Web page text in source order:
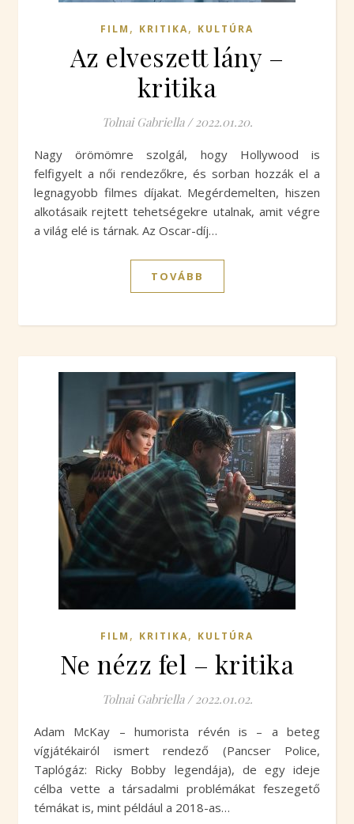
FILM , KRITIKA, KULTÚRA
Az elveszett lány –
kritika
Tolnai Gabriella / 2022.01.20.
Nagy örömömre szolgál, hogy Hollywood is
felfigyelt a női rendezőkre, és sorban hozzák el a
legnagyobb filmes díjakat. Megérdemelten, hiszen
alkotásaik rejtett tehetségekre utalnak, amit végre
a világ elé is tárnak. Az Oscar-díj…
TOVÁBB
FILM , KRITIKA, KULTÚRA
Ne nézz fel – kritika
Tolnai Gabriella / 2022.01.02.
Adam McKay – humorista révén is – a beteg
vígjátékairól ismert rendező (Pancser Police,
Taplógáz: Ricky Bobby legendája), de egy ideje
célba vette a társadalmi problémákat feszegető
témákat is, mint például a 2018-as…